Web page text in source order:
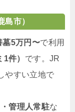
市）
墓5万円〜で利用
件） です。JR
やすい立地で
管理人常駐な